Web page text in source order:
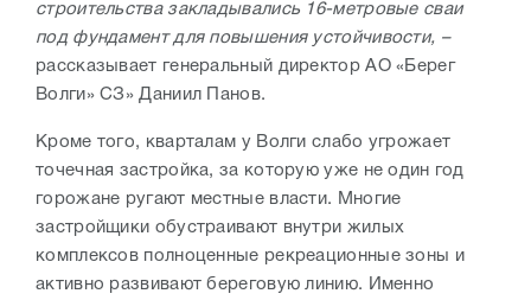
строительства закладывались 16-метровые сваи
под фундамент для повышения устойчивости, –
рассказывает генеральный директор АО «Берег
Волги» СЗ» Даниил Панов.
Кроме того, кварталам у Волги слабо угрожает
точечная застройка, за которую уже не один год
горожане ругают местные власти. Многие
застройщики обустраивают внутри жилых
комплексов полноценные рекреационные зоны и
активно развивают береговую линию. Именно